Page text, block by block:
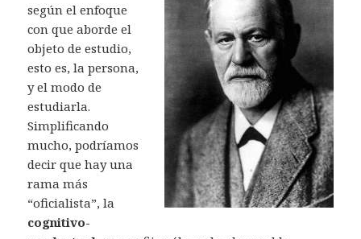
según el enfoque
con que aborde el
objeto de estudio,
esto es, la persona,
y el modo de
estudiarla.
Simplificando
mucho, podríamos
decir que hay una
rama más
“oficialista”, la
cognitivo-